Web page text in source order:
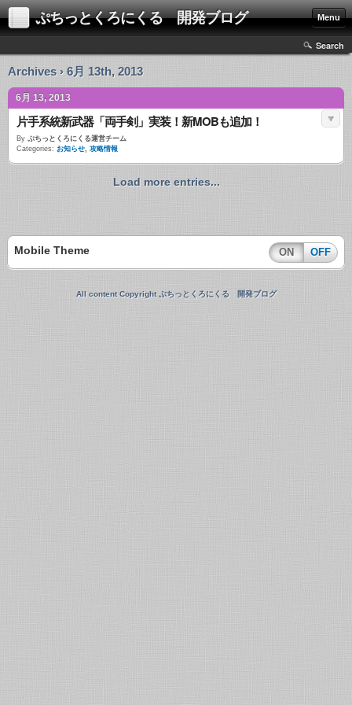
ぷちっとくろにくる 開発ブログ Menu
Search
Archives › 6月 13th, 2013
6月 13, 2013
片手系統新武器「両手剣」実装！新MOBも追加！
By ぷちっとくろにくる運営チーム
Categories: お知らせ, 攻略情報
Load more entries...
Mobile Theme ON OFF
All content Copyright ぷちっとくろにくる 開発ブログ